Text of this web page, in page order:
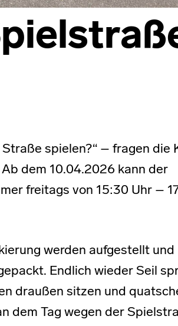
spielen?“ – fragen die
dem 10.04.2026 kann der
freitags von 15:30 Uhr –
werden aufgestellt und
Endlich wieder Seil
draußen sitzen und
dem Tag wegen der